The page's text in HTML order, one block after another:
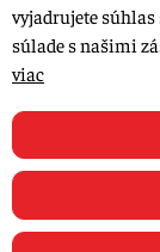
© 2015-2026,
Upraviť nastavenia
vyjadrujete
súlade s našimi
viac